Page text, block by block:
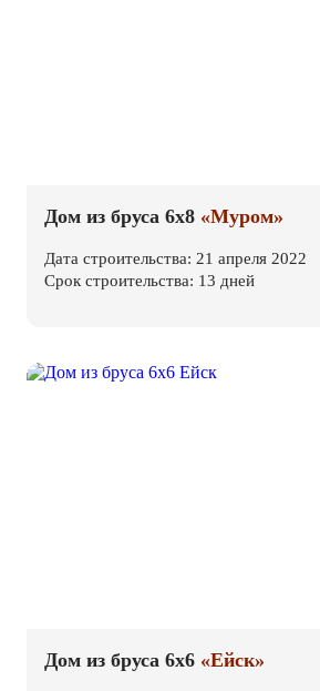
Дом из бруса 6х8 «Муром»
Дата строительства: 21 апреля 2022
Срок строительства: 13 дней
Дом из бруса 6х6 «Ейск»